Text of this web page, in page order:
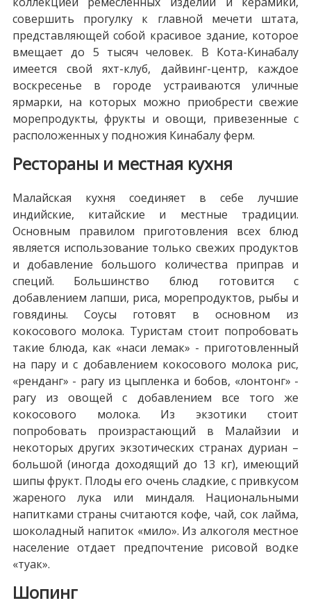
совершить прогулку к главной мечети штата,
представляющей собой красивое здание, которое
вмещает до 5 тысяч человек. В Кота-Кинабалу
имеется свой яхт-клуб, дайвинг-центр, каждое
воскресенье в городе устраиваются уличные
ярмарки, на которых можно приобрести свежие
морепродукты, фрукты и овощи, привезенные с
расположенных у подножия Кинабалу ферм.
Рестораны и местная кухня
Малайская кухня соединяет в себе лучшие
индийские, китайские и местные традиции.
Основным правилом приготовления всех блюд
является использование только свежих продуктов
и добавление большого количества приправ и
специй. Большинство блюд готовится с
добавлением лапши, риса, морепродуктов, рыбы и
говядины. Соусы готовят в основном из
кокосового молока. Туристам стоит попробовать
такие блюда, как «наси лемак» - приготовленный
на пару и с добавлением кокосового молока рис,
«ренданг» - рагу из цыпленка и бобов, «лонтонг» -
рагу из овощей с добавлением все того же
кокосового молока. Из экзотики стоит
попробовать произрастающий в Малайзии и
некоторых других экзотических странах дуриан –
большой (иногда доходящий до 13 кг), имеющий
шипы фрукт. Плоды его очень сладкие, с привкусом
жареного лука или миндаля. Национальными
напитками страны считаются кофе, чай, сок лайма,
шоколадный напиток «мило». Из алкоголя местное
население отдает предпочтение рисовой водке
«туак».
Шопинг